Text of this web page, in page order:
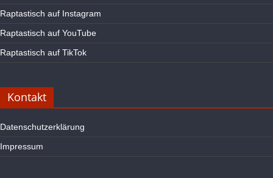
Raptastisch auf Instagram
Raptastisch auf YouTube
Raptastisch auf TikTok
Kontakt
Datenschutzerklärung
Impressum